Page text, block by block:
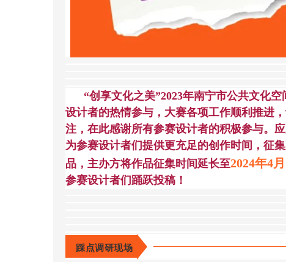
“创享文化之美”2023年南宁市公共文化
设计者的热情参与，大赛各项工作顺利推进
注，在此感谢所有参赛设计者的积极参与。
为参赛设计者们提供更充足的创作时间，征
品，主办方将作品征集时间延长至2024年4月
参赛设计者们踊跃投稿！
踩点调研现场